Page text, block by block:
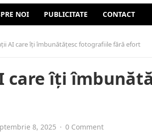
NOI PUBLICITATE CONTACT
AI care îți îmbunătățesc fotografiile fără efort
care îți
8, 2025 · 0 Comment